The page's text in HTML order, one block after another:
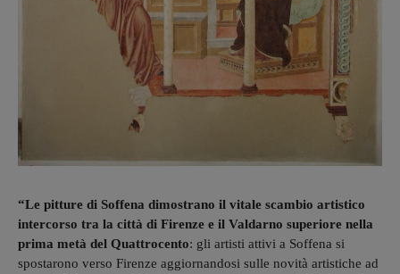
“Le pitture di Soffena dimostrano il vitale scambio artistico
intercorso tra la città di Firenze e il Valdarno superiore nella
prima metà del Quattrocento: gli artisti attivi a Soffena si
spostarono verso Firenze aggiornandosi sulle novità artistiche ad